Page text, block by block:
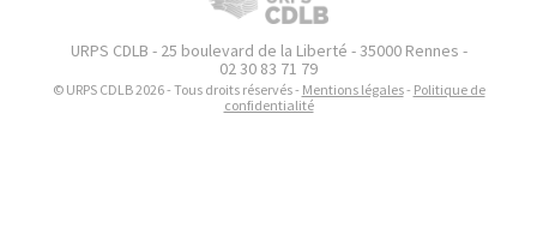
URPS CDLB - 25 boulevard de la Liberté - 35000 Rennes -
02 30 83 71 79
© URPS CDLB 2026 - Tous droits réservés - Mentions légales- Politique de
confidentialité